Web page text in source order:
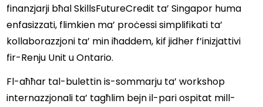
finanzjarji bħal SkillsFutureCredit ta’ Singapor huma
enfasizzati, flimkien ma’ proċessi simplifikati ta’
kollaborazzjoni ta’ min iħaddem, kif jidher f’inizjattivi
fir-Renju Unit u Ontario.
Fl-aħħar tal-bulettin is-sommarju ta’ workshop
internazzjonali ta’ tagħlim bejn il-pari ospitat mill-